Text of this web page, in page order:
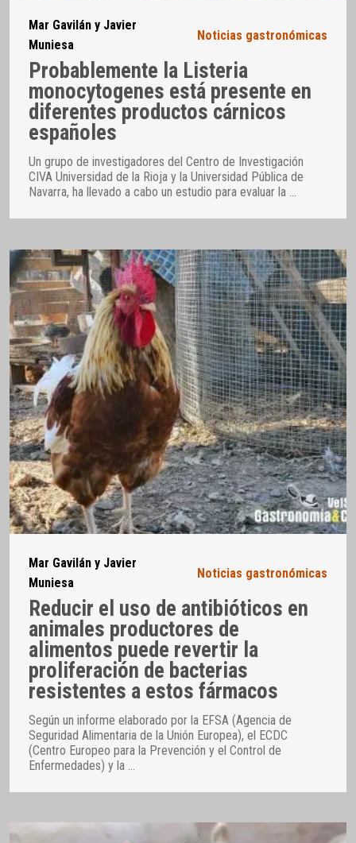
Mar Gavilán y Javier
Muniesa
Noticias gastronómicas
Probablemente la Listeria
monocytogenes está presente en
diferentes productos cárnicos
españoles
Un grupo de investigadores del Centro de Investigación
CIVA Universidad de la Rioja y la Universidad Pública de
Navarra, ha llevado a cabo un estudio para evaluar la …
Mar Gavilán y Javier
Muniesa
Noticias gastronómicas
Reducir el uso de antibióticos en
animales productores de
alimentos puede revertir la
proliferación de bacterias
resistentes a estos fármacos
Según un informe elaborado por la EFSA (Agencia de
Seguridad Alimentaria de la Unión Europea), el ECDC
(Centro Europeo para la Prevención y el Control de
Enfermedades) y la …